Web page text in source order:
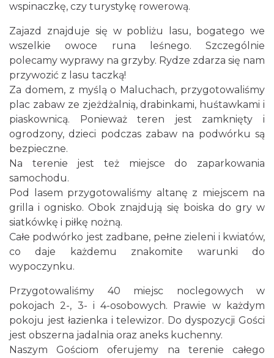
wspinaczkę, czy turystykę rowerową.
Zajazd znajduje się w pobliżu lasu, bogatego we
wszelkie owoce runa leśnego. Szczególnie
polecamy wyprawy na grzyby. Rydze zdarza się nam
przywozić z lasu taczką!
Za domem, z myślą o Maluchach, przygotowaliśmy
plac zabaw ze zjeżdżalnią, drabinkami, huśtawkami i
piaskownicą. Ponieważ teren jest zamknięty i
ogrodzony, dzieci podczas zabaw na podwórku są
bezpieczne.
Na terenie jest też miejsce do zaparkowania
samochodu.
Pod lasem przygotowaliśmy altanę z miejscem na
grilla i ognisko. Obok znajdują się boiska do gry w
siatkówkę i piłkę nożną.
Całe podwórko jest zadbane, pełne zieleni i kwiatów,
co daje każdemu znakomite warunki do
wypoczynku.
Przygotowaliśmy 40 miejsc noclegowych w
pokojach 2-, 3- i 4-osobowych. Prawie w każdym
pokoju jest łazienka i telewizor. Do dyspozycji Gości
jest obszerna jadalnia oraz aneks kuchenny.
Naszym Gościom oferujemy na terenie całego